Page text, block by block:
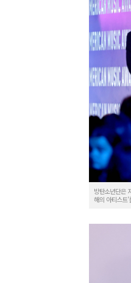
방탄소년단은
해의 아티스트'